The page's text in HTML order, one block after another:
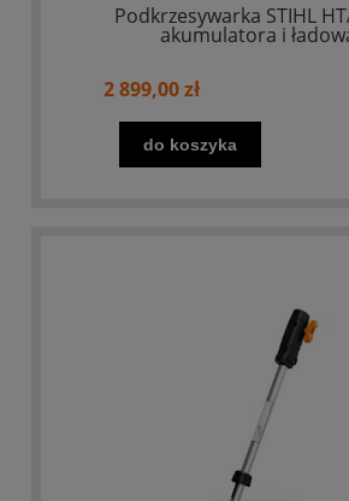
Podkrzesywarka STIHL
akumulatora i
2 899,00 zł
do koszyka